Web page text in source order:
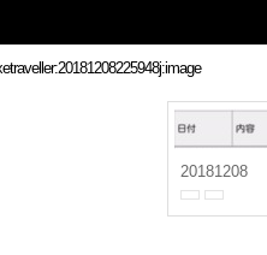
20181208